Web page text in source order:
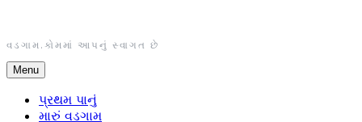
content
વડગામ.કોમમાં આપનું સ્વાગત છે
Menu
પ્રથમ પાનું
મારું વડગામ